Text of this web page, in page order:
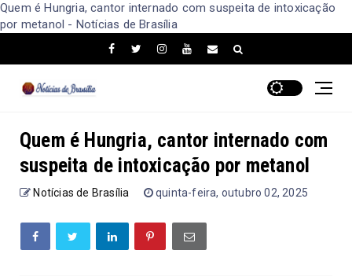
Quem é Hungria, cantor internado com suspeita de intoxicação
por metanol - Notícias de Brasília
Quem é Hungria, cantor internado com
suspeita de intoxicação por metanol
Notícias de Brasília quinta-feira, outubro 02, 2025